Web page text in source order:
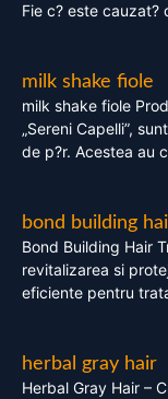
Fie c? este cauzat?
milk shake fiole
milk shake fiole
„Sereni Capelli”,
de p?r. Acestea au
bond building
Bond Building Hair
revitalizarea si
eficiente pentru
herbal gray hair
Herbal Gray Hair –